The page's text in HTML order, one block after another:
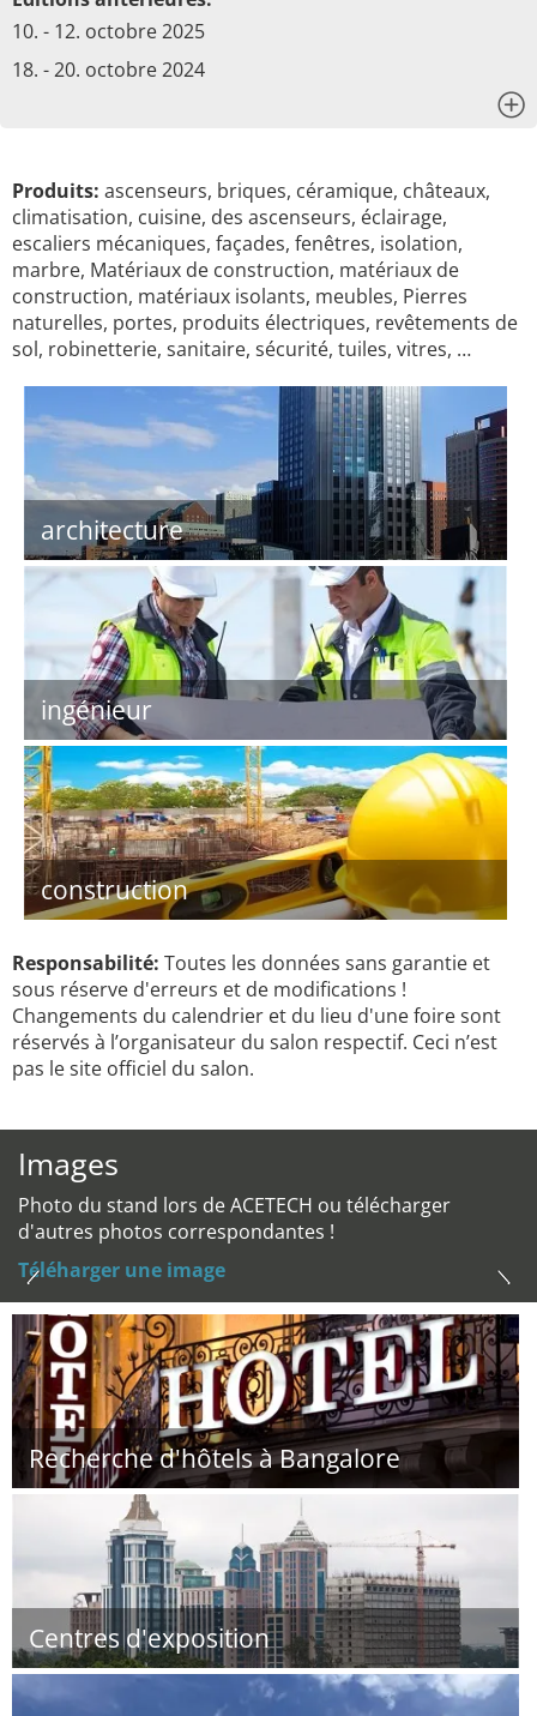
10. - 12. octobre 2025
18. - 20. octobre 2024
Produits: ascenseurs, briques, céramique, châteaux,
climatisation, cuisine, des ascenseurs, éclairage,
escaliers mécaniques, façades, fenêtres, isolation,
marbre, Matériaux de construction, matériaux de
construction, matériaux isolants, meubles, Pierres
naturelles, portes, produits électriques, revêtements de
sol, robinetterie, sanitaire, sécurité, tuiles, vitres, …
architecture
ingénieur
construction
Responsabilité: Toutes les données sans garantie et
sous réserve d'erreurs et de modifications !
Changements du calendrier et du lieu d'une foire sont
réservés à l’organisateur du salon respectif. Ceci n’est
pas le site officiel du salon.
Images
Photo du stand lors de ACETECH ou télécharger
d'autres photos correspondantes !
Téléharger une image
Recherche d'hôtels à Bangalore
Centres d'exposition